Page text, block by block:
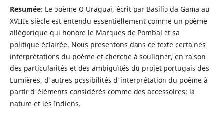
Resumée: Le poème O Uraguai, écrit par Basilio da Gama au
XVIIIe siècle est entendu essentiellement comme un poème
allégorique qui honore le Marques de Pombal et sa
politique éclairée. Nous presentons dans ce texte certaines
interprétations du poème et cherche à souligner, en raison
des particularités et des ambiguïtés du projet portugais des
Lumières, d'autres possibilités d'interprétation du poème à
partir d'éléments considérés comme des accessoires: la
nature et les Indiens.